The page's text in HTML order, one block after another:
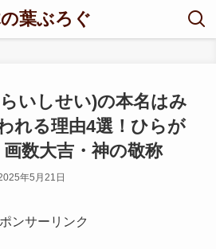
葉ぶろぐ
いしせい)の本名はみ
れる理由4選！ひらが
数大吉・神の敬称
年5月21日
ンサーリンク